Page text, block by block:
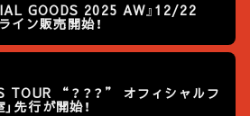
GOODS 2025 AW​』12/22
イン販売開始！
TOUR “？？？” オフィシャルフ
先行が開始！